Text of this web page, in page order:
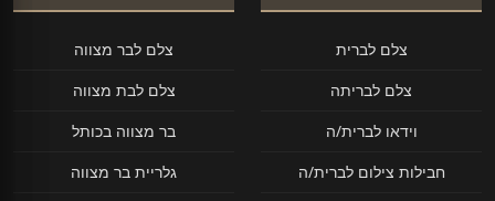
צלם לברית
צלם לבריתה
וידאו לברית/ה
חבילות צילום לברית/ה
צלם לבר מצווה
צלם לבת מצווה
בר מצווה בכותל
גלריית בר מצווה